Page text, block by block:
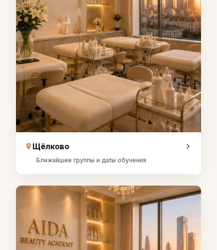
Щёлково
Ближайшие группы и даты обучения